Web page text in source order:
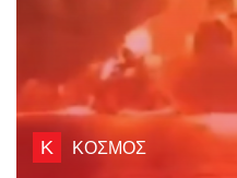
Κ ΚΟΣΜΟΣ